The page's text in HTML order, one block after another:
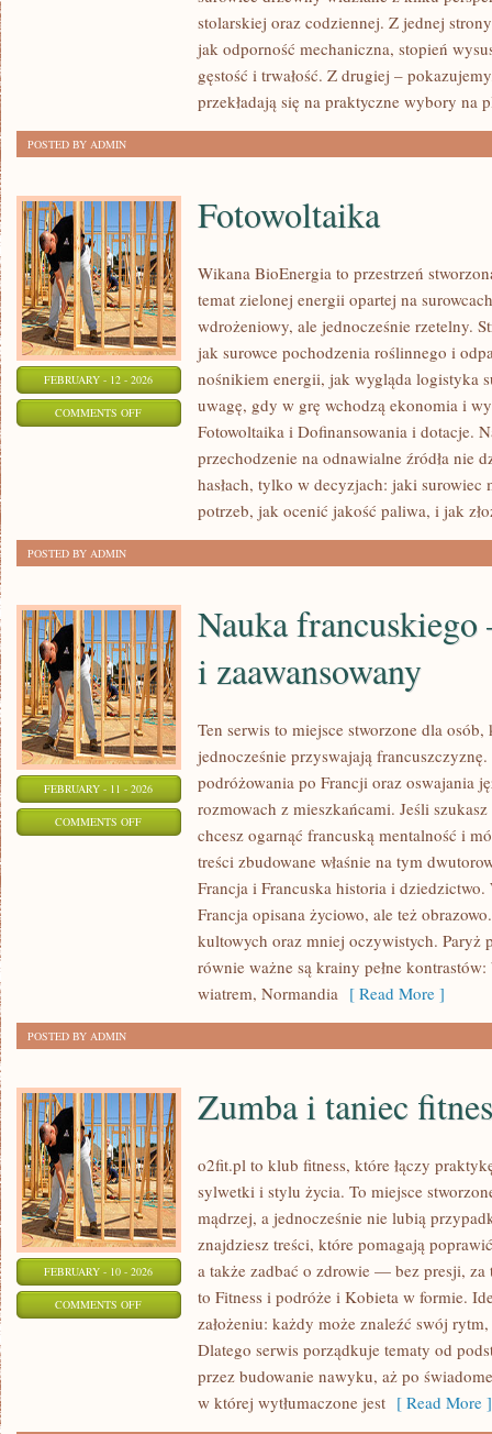
ZRÓWNOWAŻONY
stolarskiej oraz codziennej. Z jednej
jak odporność mechaniczna, stopień
gęstość i trwałość. Z drugiej –
przekładają się na praktyczne wybory na
POSTED BY ADMIN
FEBRUARY - 12 - 2026
COMMENTS OFFON
FOTOWOLTAIKA
Fotowoltaika
Wikana BioEnergia to przestrzeń
temat zielonej energii opartej na
wdrożeniowy, ale jednocześnie rzetelny.
jak surowce pochodzenia roślinnego i
nośnikiem energii, jak wygląda logistyka
uwagę, gdy w grę wchodzą ekonomia i
Fotowoltaika i Dofinansowania i dotacje.
przechodzenie na odnawialne źródła nie
hasłach, tylko w decyzjach: jaki surowiec
potrzeb, jak ocenić jakość paliwa, i jak
POSTED BY ADMIN
FEBRUARY - 11 - 2026
COMMENTS OFFON
Nauka
i zaawansowany
Ten serwis to miejsce stworzone dla
jednocześnie przyswajają
podróżowania po Francji oraz oswajania
rozmowach z mieszkańcami. Jeśli
chcesz ogarnąć francuską mentalność i
treści zbudowane właśnie na tym
Francja i Francuska historia i
Francja opisana życiowo, ale też
kultowych oraz mniej oczywistych. Paryż
równie ważne są krainy pełne
wiatrem, Normandia [ Read More ]
POSTED BY ADMIN
FEBRUARY - 10 - 2026
COMMENTS OFFON
Zumba i taniec
o2fit.pl to klub fitness, które łączy
sylwetki i stylu życia. To miejsce
mądrzej, a jednocześnie nie lubią
znajdziesz treści, które pomagają
a także zadbać o zdrowie — bez presji,
to Fitness i podróże i Kobieta w formie.
założeniu: każdy może znaleźć swój
Dlatego serwis porządkuje tematy od
przez budowanie nawyku, aż po
w której wytłumaczone jest [ Read More ]